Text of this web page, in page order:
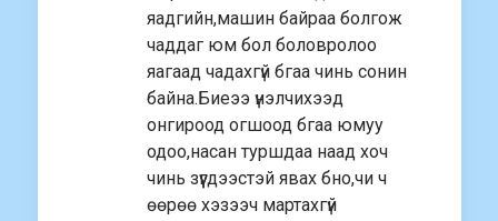
яадгийн,машин байраа болгож
чаддаг юм бол боловролоо
яагаад чадахгүй бгаа чинь сонин
байна.Биеээ үнэлчихээд
онгироод огшоод бгаа юмуу
одоо,насан туршдаа наад хоч
чинь зүүгдээстэй явах бно,чи ч
өөрөө хэзээч мартахгүй